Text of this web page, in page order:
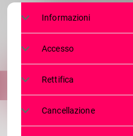
Informazioni
Accesso
Rettifica
Cancellazione